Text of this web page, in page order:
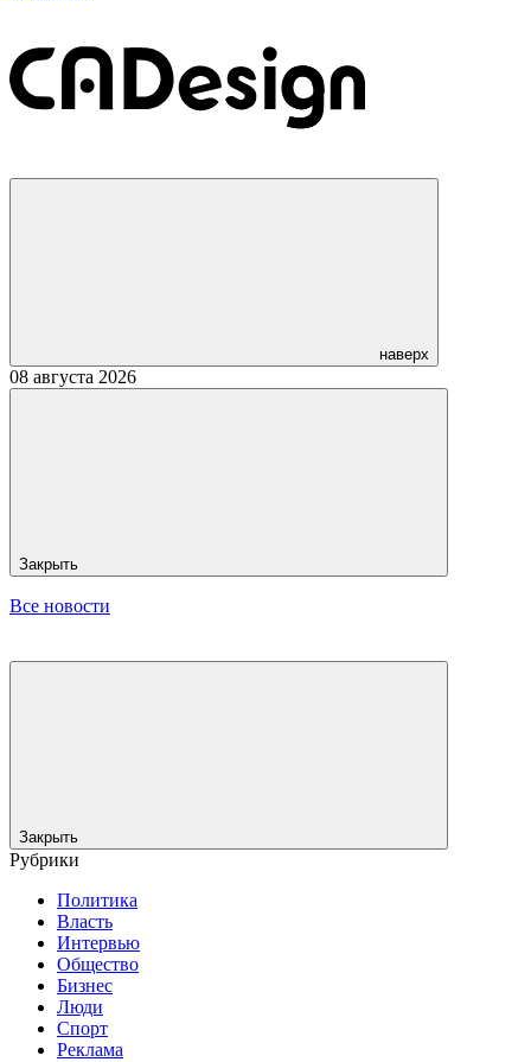
наверх
08 августа 2026
Закрыть
Все новости
Закрыть
Рубрики
Политика
Власть
Интервью
Общество
Бизнес
Люди
Спорт
Реклама